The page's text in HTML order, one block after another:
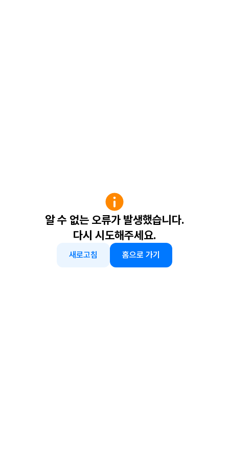
알 수 없는 오류가 발생했습니다.
다시 시도해주세요.
새로고침 홈으로 가기